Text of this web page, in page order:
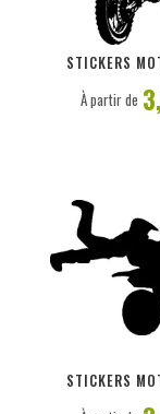
STICKERS
À partir de
STICKERS